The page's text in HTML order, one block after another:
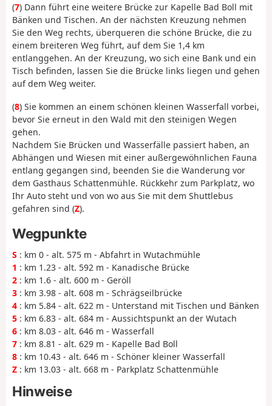
(7) Dann führt eine weitere Brücke zur Kapelle Bad Boll mit
Bänken und Tischen. An der nächsten Kreuzung nehmen
Sie den Weg rechts, überqueren die schöne Brücke, die zu
einem breiteren Weg führt, auf dem Sie 1,4 km
entlanggehen. An der Kreuzung, wo sich eine Bank und ein
Tisch befinden, lassen Sie die Brücke links liegen und gehen
auf dem Weg weiter.
(8) Sie kommen an einem schönen kleinen Wasserfall vorbei,
bevor Sie erneut in den Wald mit den steinigen Wegen
gehen.
Nachdem Sie Brücken und Wasserfälle passiert haben, an
Abhängen und Wiesen mit einer außergewöhnlichen Fauna
entlang gegangen sind, beenden Sie die Wanderung vor
dem Gasthaus Schattenmühle. Rückkehr zum Parkplatz, wo
Ihr Auto steht und von wo aus Sie mit dem Shuttlebus
gefahren sind (Z).
Wegpunkte
S : km 0 - alt. 575 m - Abfahrt in Wutachmühle
1 : km 1.23 - alt. 592 m - Kanadische Brücke
2 : km 1.6 - alt. 600 m - Geröll
3 : km 3.98 - alt. 608 m - Schrägseilbrücke
4 : km 5.84 - alt. 622 m - Unterstand mit Tischen und Bänken
5 : km 6.83 - alt. 684 m - Aussichtspunkt an der Wutach
6 : km 8.03 - alt. 646 m - Wasserfall
7 : km 8.81 - alt. 629 m - Kapelle Bad Boll
8 : km 10.43 - alt. 646 m - Schöner kleiner Wasserfall
Z : km 13.03 - alt. 668 m - Parkplatz Schattenmühle
Hinweise